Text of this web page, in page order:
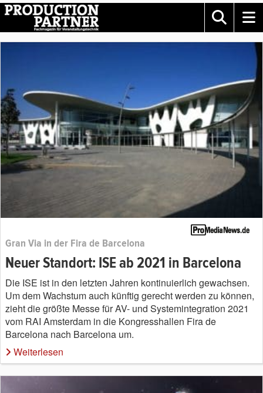
Gran Via in der Fira de Barcelona
Neuer Standort: ISE ab 2021 in Barcelona
Die ISE ist in den letzten Jahren kontinuierlich gewachsen.
Um dem Wachstum auch künftig gerecht werden zu können,
zieht die größte Messe für AV- und Systemintegration 2021
vom RAI Amsterdam in die Kongresshallen Fira de
Barcelona nach Barcelona um.
Weiterlesen